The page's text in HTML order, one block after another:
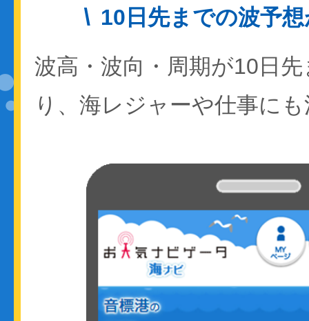
10日先までの波予
波高・波向・周期が10日
り、海レジャーや仕事に